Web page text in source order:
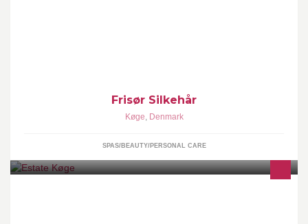
Frisør Silkehår
Køge, Denmark
SPAS/BEAUTY/PERSONAL CARE